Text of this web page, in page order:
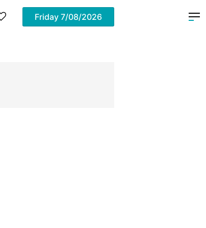
Friday 7/08/2026